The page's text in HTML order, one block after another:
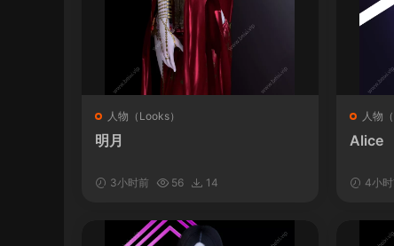
人物（Looks）
明月
3小时前 56 14
人物
Alice
4小